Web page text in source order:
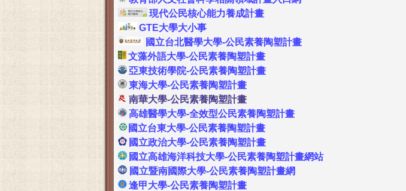
現代公民核心能力養成計畫
GTE大學大小事
國立台北醫學大學-公民素養陶塑計畫
文藻外語大學-公民素養陶塑計畫
亞東技術學院-公民素養陶塑計畫
東海大學-公民素養陶塑計畫
南華大學-公民素養陶塑計畫
高雄醫學大學-全效型公民素養陶塑計畫
國立台東大學-公民素養陶塑計畫
國立政治大學-公民素養陶塑計畫
國立高雄海洋科技大學-公民素養陶塑計畫網站
國立暨南國際大學-公民素養陶塑計畫網
逢甲大學-公民素養陶塑計畫